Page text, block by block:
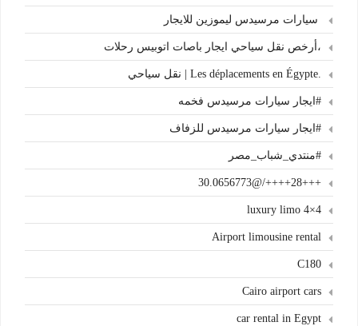
سيارات مرسيدس ليموزين للايجار
،أرخص نقل سياحي ايجار باصات اتوبيس رحلات
.Les déplacements en Égypte | نقل سياحي
#ايجار سيارات مرسيدس فخمه
#ايجار سيارات مرسيدس للزفاف
#منتدي_شباب_مصر
+++28++++/@30.0656773
4×4 luxury limo
Airport limousine rental
C180
Cairo airport cars
car rental in Egypt